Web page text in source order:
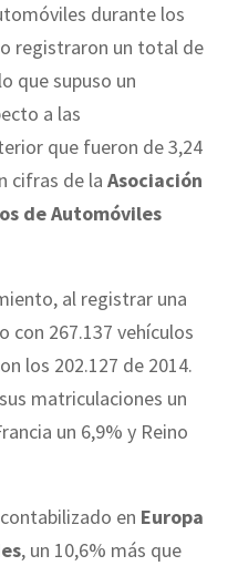
durante los
registraron un total de
que supuso un
a las
que fueron de 3,24
cifras de la Asociación
de Automóviles
al registrar una
con 267.137 vehículos
los 202.127 de 2014.
matriculaciones un
un 6,9% y Reino
en Europa
, un 10,6% más que